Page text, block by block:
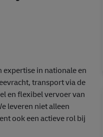
in nationale en
transport via de
en flexibel vervoer van
leveren niet alleen
ook een actieve rol bij